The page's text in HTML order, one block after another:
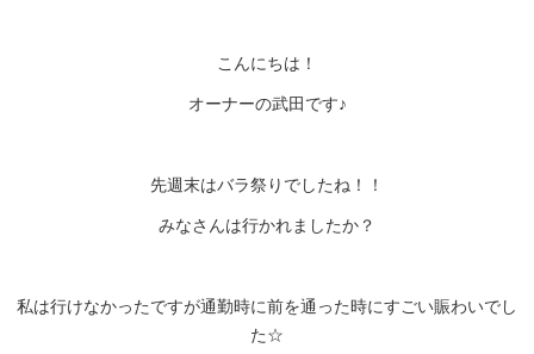
こんにちは！
オーナーの武田です♪
先週末はバラ祭りでしたね！！
みなさんは行かれましたか？
私は行けなかったですが通勤時に前を通った時にすごい賑わいでし
た☆